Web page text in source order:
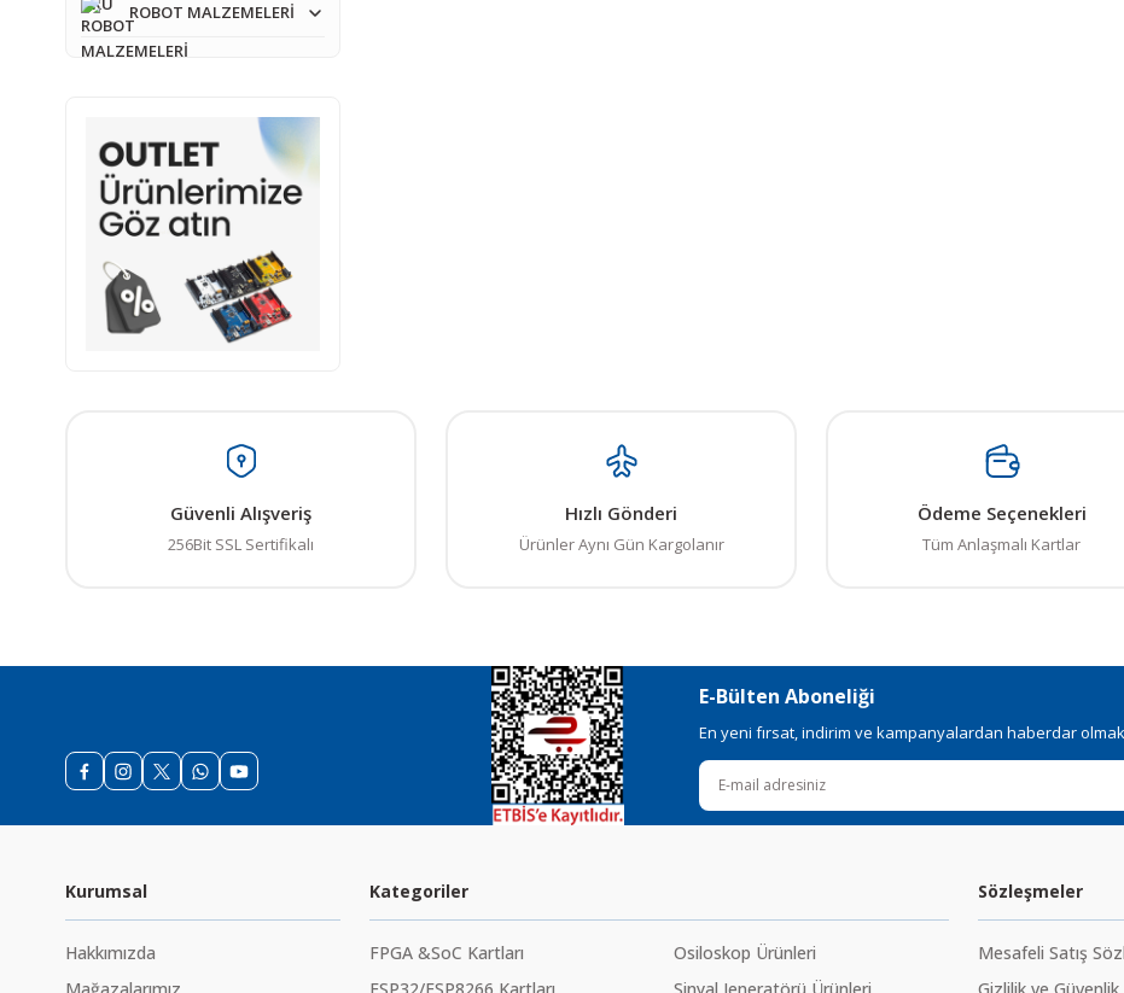
ROBOT MALZEMELERİ
Güvenli Alışveriş
256Bit SSL Sertifikalı
Hızlı Gönderi
Ürünler Aynı Gün Kargolanır
Ödeme Seçenekleri
Tüm Anlaşmalı Kartlar
E-Bülten Aboneliği
En yeni fırsat, indirim ve kampanyalardan haberdar olmak
Kurumsal
Hakkımızda
Kategoriler
FPGA &SoC Kartları
Osiloskop Ürünleri
Sözleşmeler
Mesafeli Satış